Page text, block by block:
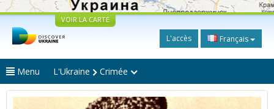
VOIR LA CARTE
L'accès Français
Menu L'Ukraine Crimée